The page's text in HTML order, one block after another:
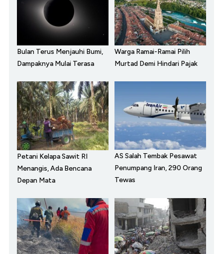
Bulan Terus Menjauhi Bumi,
Dampaknya Mulai Terasa
Warga Ramai-Ramai Pilih
Murtad Demi Hindari Pajak
Petani Kelapa Sawit RI
Menangis, Ada Bencana
Depan Mata
AS Salah Tembak Pesawat
Penumpang Iran, 290 Orang
Tewas